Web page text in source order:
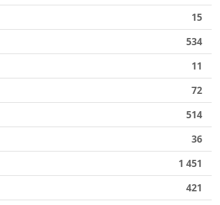
15
534
11
72
514
36
1 451
421